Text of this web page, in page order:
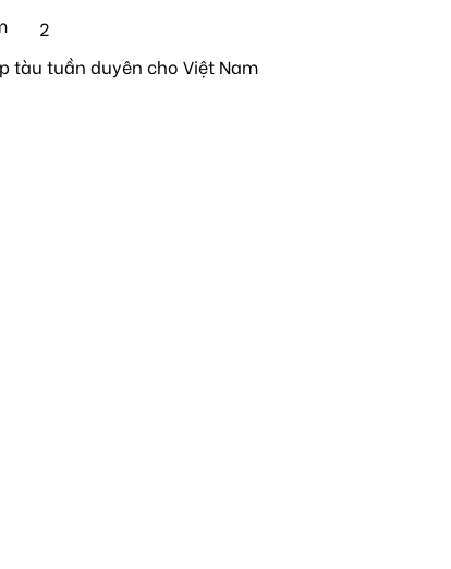
2
tàu tuần duyên cho Việt Nam